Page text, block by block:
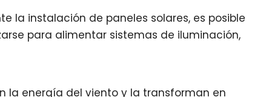
la instalación de paneles solares, es posible
para alimentar sistemas de iluminación,
la energía del viento y la transforman en